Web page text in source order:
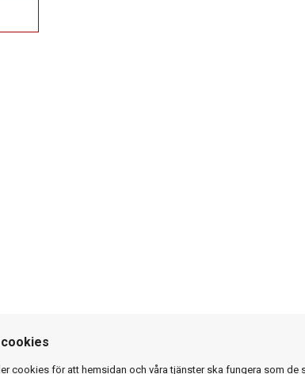
cookies för att hemsidan och våra tjänster ska fungera som de